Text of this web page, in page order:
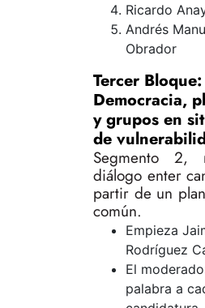
Ricardo
Andrés
Obrador
Tercer Bloque:
Democracia,
y grupos en
de
Segmento 2,
diálogo enter
partir de un
común.
Empieza
Rodríguez
El
palabra a